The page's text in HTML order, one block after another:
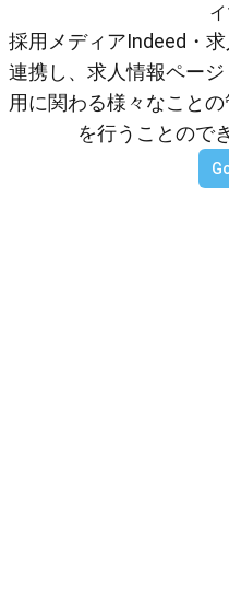
採用メディアIndeed・
連携し、求人情報ペー
用に関わる様々なこと
を行うことので